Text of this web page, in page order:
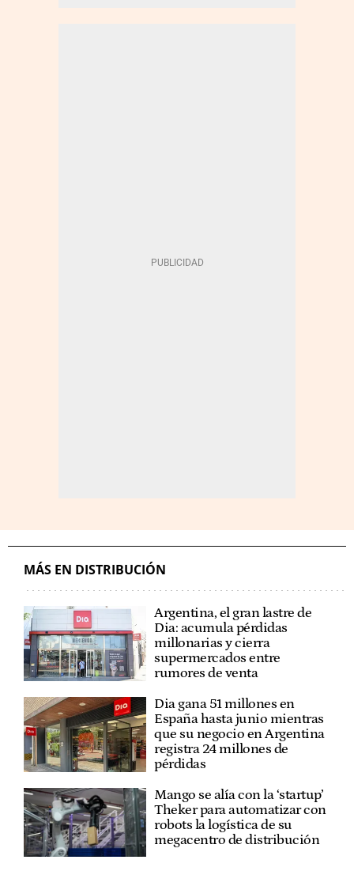
MÁS EN DISTRIBUCIÓN
Argentina, el gran lastre de
Dia: acumula pérdidas
millonarias y cierra
supermercados entre
rumores de venta
Dia gana 51 millones en
España hasta junio mientras
que su negocio en Argentina
registra 24 millones de
pérdidas
Mango se alía con la ‘startup’
Theker para automatizar con
robots la logística de su
megacentro de distribución